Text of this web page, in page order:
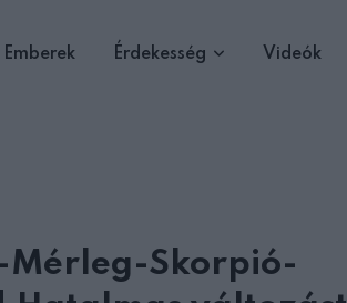
Emberek Érdekesség Videók
Mérleg-Skorpió-